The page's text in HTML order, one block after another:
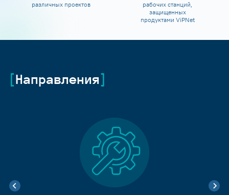
различных проектов
рабочих станций,
защищенных
продуктами ViPNet
Направления